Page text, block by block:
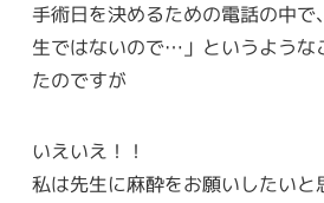
手術日を決めるための電話の中で
生ではないので…」というような
たのですが
いえいえ！！
私は先生に麻酔をお願いしたいと